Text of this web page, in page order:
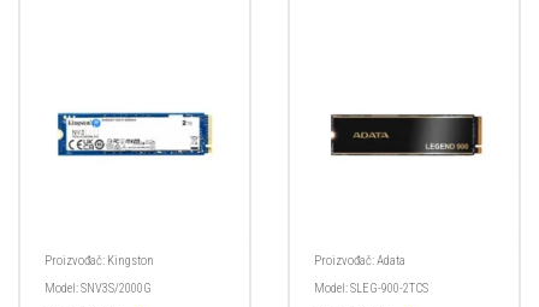
Proizvođač: Kingston
Model:SNV3S/2000G
Proizvođač:Adata
Model:SLEG-900-2TCS